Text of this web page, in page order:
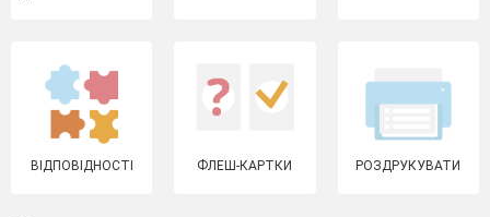
ВІДПОВІДНОСТІ ФЛЕШ-КАРТКИ РОЗДРУКУВАТИ